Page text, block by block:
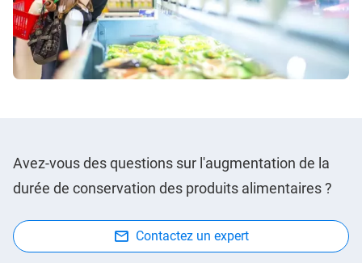
Avez-vous des questions sur l'augmentation de la
durée de conservation des produits alimentaires ?
Contactez un expert